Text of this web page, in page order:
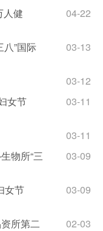
人健
04-22
”国际
03-13
03-12
女节
03-11
03-11
物所“三
03-09
女节
03-09
所第二
02-03